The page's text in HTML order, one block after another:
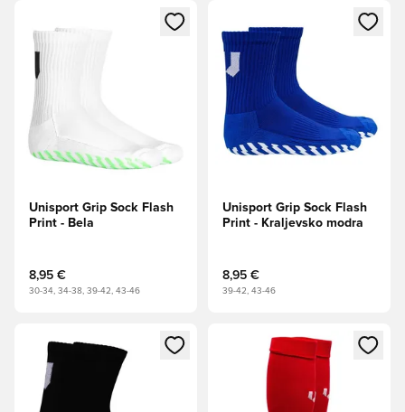
Odpre Modal za prijavo ali vpis kot član
Unisport Grip Sock Flash
Print - Bela
8,95 €
30-34, 34-38, 39-42, 43-46
Odpre Modal za prijavo ali
Unisport Grip Sock Flash
Print - Kraljevsko modra
8,95 €
39-42, 43-46
Odpre Modal za prijavo ali vpis kot članOdpre Modal za prijavo ali